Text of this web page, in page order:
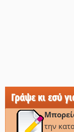
Γράψε κι εσύ
την